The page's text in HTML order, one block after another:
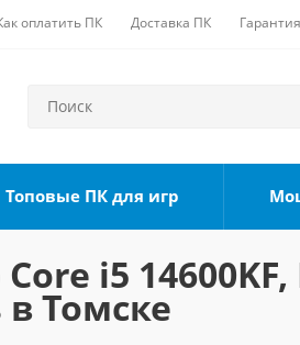
оплатить ПК Доставка ПК
Топовые ПК для игр
i5 14600KF,
Томске